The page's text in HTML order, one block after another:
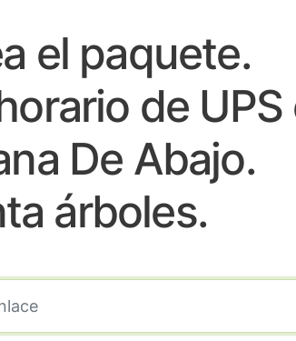
el paquete.
de UPS
De Abajo.
árboles.